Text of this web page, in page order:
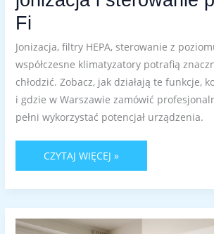
Fi
Jonizacja, filtry HEPA, sterowanie z
współczesne klimatyzatory potrafią
chłodzić. Zobacz, jak działają te funkcje,
i gdzie w Warszawie zamówić
pełni wykorzystać potencjał urządzenia.
CZYTAJ WIĘCEJ »
CZY